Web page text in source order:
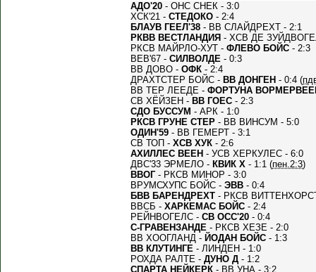
АДО'20 - ОНС СНЕК - 3:0
ХСК'21 - СТЕДОКО - 2:4
БЛАУВ ГЕЕЛ'38 - ВВ СЛАЙДРЕХТ - 2:1
РКВВ ВЕСТЛАНДИЯ - ХСВ ДЕ
РКСВ МАЙРЛО-ХУТ - ФЛЕВО БОЙС - 2:3
ВЕВ'67 - СИЛВОЛДЕ - 0:3
ВВ ДОВО - ОФК - 2:4
ДРАХТСТЕР БОЙС - ВВ ДОНГЕН - 0:4 (
ВВ ТЕР ЛЕЕДЕ - ФОРТУНА
СВ ХЁЙЗЕН - ВВ ГОЕС - 2:3
СДО БУССУМ - АРК - 1:0
РКСВ ГРУНЕ СТЕР - ВВ ВИНСУМ - 5:0
ОДИН'59 - ВВ ГЕМЕРТ - 3:1
СВ ТОП - ХСВ ХУК - 2:6
АХИЛЛЕС ВЕЕН - УСВ ХЕРКУЛЕС - 6:0
ДВС'33 ЭРМЕЛО - КВИК Х - 1:1 (пен.2:3)
ВВОГ- РКСВ МИНОР - 3:0
ВРУМСХУПС БОЙС - ЭВВ - 0:4
БВВ БАРЕНДРЕХТ - РКСВ
ВВСБ - ХАРКЕМАС БОЙС - 2:4
РЕЙНВОГЕЛС - СВ ОСС'20 - 0:4
С-ГРАВЕНЗАНДЕ - РКСВ ХЕЗЕ - 2:0
ВВ ХООГЛАНД - ЙОДАН БОЙС - 1:3
ВВ КЛУТИНГЕ - ЛИНДЕН - 1:0
РОХДА РАЛТЕ - ДУНО Д - 1:2
СПАРТА НЕЙКЕРК - ВВ УНА - 3:2